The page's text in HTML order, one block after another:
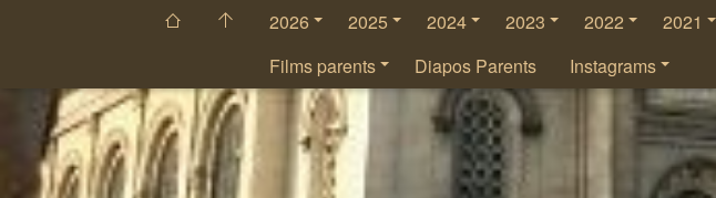
2026 2025 2024 2023 2022 2021
Films parents
Diapos Parents Instagrams